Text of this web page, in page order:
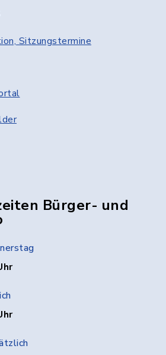
Sitzungstermine
Bürger- und